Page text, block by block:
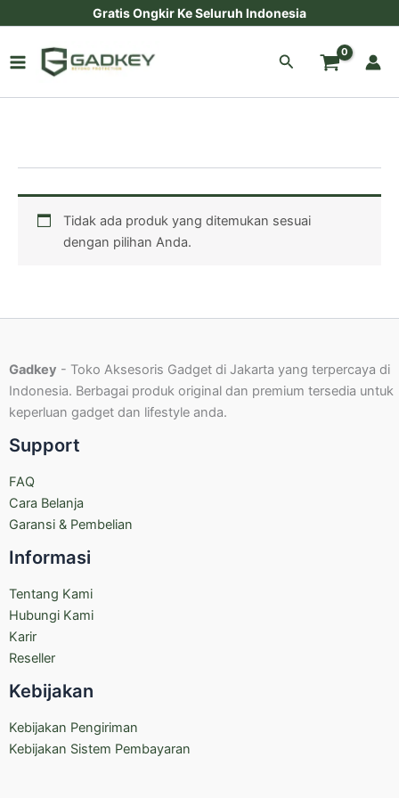
ke
konten
Gratis Ongkir Ke Seluruh Indonesia
Cari
Tidak ada produk yang ditemukan sesuai
dengan pilihan Anda.
Gadkey - Toko Aksesoris Gadget di Jakarta yang terpercaya di
Indonesia. Berbagai produk original dan premium tersedia untuk
keperluan gadget dan lifestyle anda.
Support
FAQ
Cara Belanja
Garansi & Pembelian
Informasi
Tentang Kami
Hubungi Kami
Karir
Reseller
Kebijakan
Kebijakan Pengiriman
Kebijakan Sistem Pembayaran